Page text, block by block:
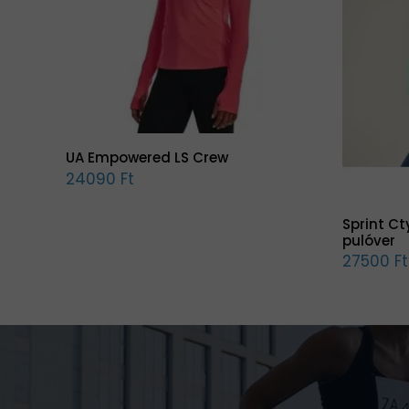
UA Empowered LS Crew
24090 Ft
Sprint
pulóver
27500 Ft